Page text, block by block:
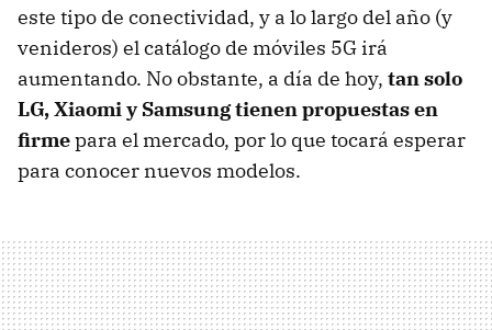
este tipo de conectividad, y a lo largo del año (y
venideros) el catálogo de móviles 5G irá
aumentando. No obstante, a día de hoy, tan solo
LG, Xiaomi y Samsung tienen propuestas en
firmepara el mercado, por lo que tocará esperar
para conocer nuevos modelos.